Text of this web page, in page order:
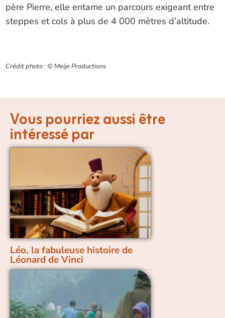
père Pierre, elle entame un parcours exigeant entre
steppes et cols à plus de 4 000 mètres d’altitude.
Crédit photo : © Meije Productions
Vous pourriez aussi être
intéressé par
Léo, la fabuleuse histoire de
Léonard de Vinci